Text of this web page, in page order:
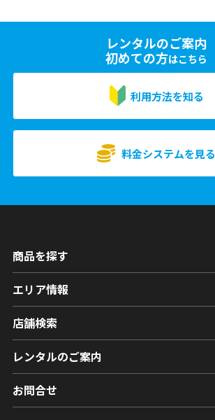
レンタルのご案内
初めての方はこちら
利用方法を知る
料金システムを見る
商品を探す
エリア情報
店舗検索
レンタルのご案内
お問合せ